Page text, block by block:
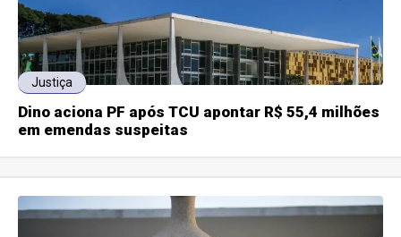
Justiça
Dino aciona PF após TCU apontar R$ 55,4 milhões
em emendas suspeitas